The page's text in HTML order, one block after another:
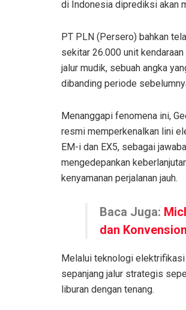
di Indonesia diprediksi akan
PT PLN (Persero) bahkan
sekitar 26.000 unit
jalur mudik, sebuah angka
dibanding periode
Menanggapi fenomena ini,
resmi memperkenalkan lini
EM-i dan EX5, sebagai
mengedepankan
kenyamanan perjalanan jauh.
Baca Juga:
dan
Melalui teknologi elektrifikasi
sepanjang jalur strategis
liburan dengan tenang.